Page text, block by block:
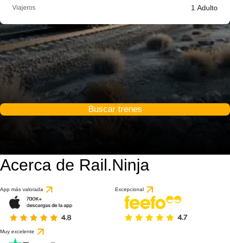
Viajeros 1 Adulto
Buscar trenes
Acerca de Rail.Ninja
App más valorada Excepcional
Muy excelente